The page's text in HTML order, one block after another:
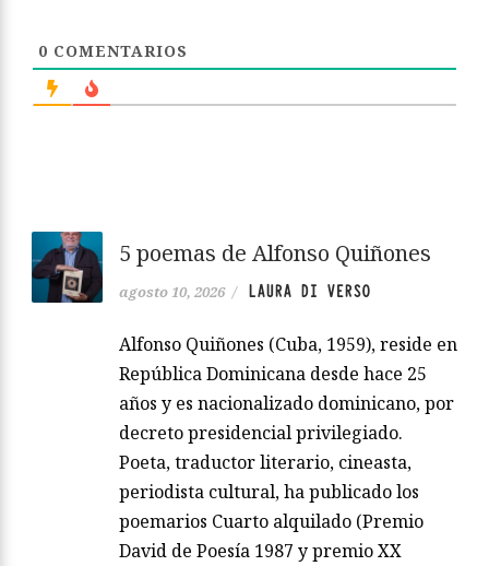
0 COMENTARIOS
5 poemas de Alfonso Quiñones
agosto 10, 2026 / LAURA DI VERSO
Alfonso Quiñones (Cuba, 1959), reside en
República Dominicana desde hace 25
años y es nacionalizado dominicano, por
decreto presidencial privilegiado.
Poeta, traductor literario, cineasta,
periodista cultural, ha publicado los
poemarios Cuarto alquilado (Premio
David de Poesía 1987 y premio XX